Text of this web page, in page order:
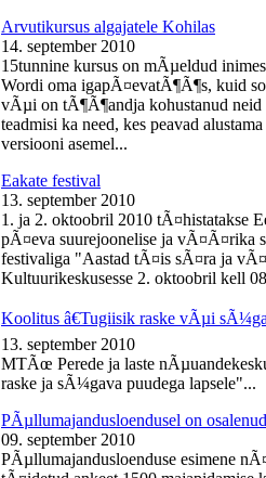
Arvutikursus algajatele Kohilas
14. september 2010
15tunnine kursus on mÃµeldud
Wordi oma igapÃ¤evatÃ¶Ã¶s, kuid
vÃµi on tÃ¶Ã¶andja kohustanud neid
teadmisi ka need, kes peavad
versiooni asemel...
Eakate festival
13. september 2010
1. ja 2. oktoobril 2010 tÃ¤histatakse
pÃ¤eva suurejoonelise ja vÃ¤Ã¤rika
festivaliga "Aastad tÃ¤is sÃ¤ra ja
Kultuurikeskusesse 2. oktoobril kell
Koolitus â€Tugiisik raske vÃµi
13. september 2010
MTÃœ Perede ja laste
raske ja sÃ¼gava puudega lapsele"...
PÃµllumajandusloendusel on
09. september 2010
PÃµllumajandusloenduse esimene